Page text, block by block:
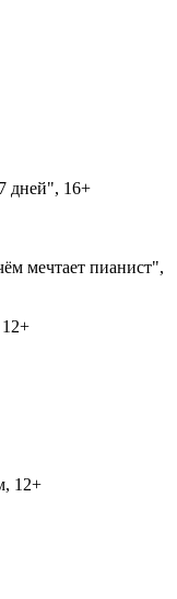
дней", 16+
мечтает пианист",
12+